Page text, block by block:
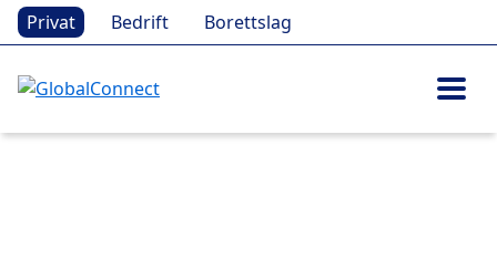
Privat Bedrift Borettslag